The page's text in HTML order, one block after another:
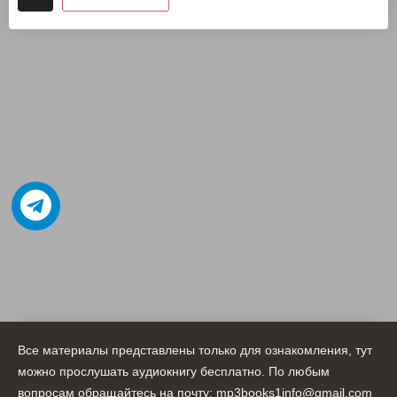
Все материалы представлены только для ознакомления, тут
можно прослушать аудиокнигу бесплатно. По любым
вопросам обращайтесь на почту: mp3books1info@gmail.com